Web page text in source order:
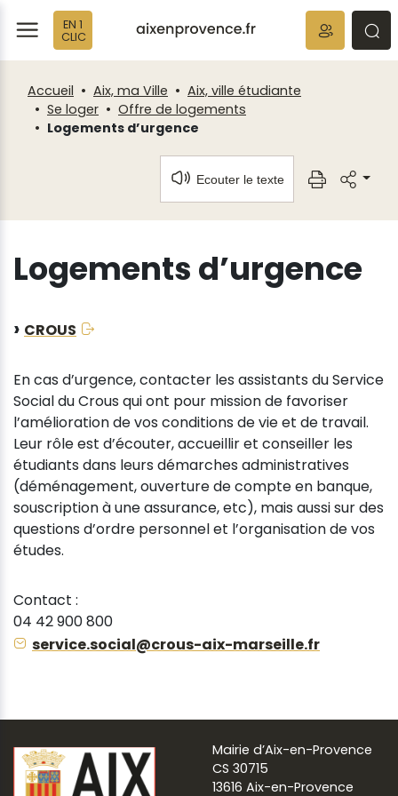
EN 1
CLIC
Accueil Aix, ma Ville
Aix, ville étudiante
Se loger
Offre de logements
Logements d’urgence
Ecouter le texte
Logements d’urgence
CROUS
En cas d’urgence, contacter les assistants du Service
Social du Crous qui ont pour mission de favoriser
l’amélioration de vos conditions de vie et de travail.
Leur rôle est d’écouter, accueillir et conseiller les
étudiants dans leurs démarches administratives
(déménagement, ouverture de compte en banque,
souscription à une assurance, etc), mais aussi sur des
questions d’ordre personnel et l’organisation de vos
études.
Contact :
04 42 900 800
service.social@crous-aix-marseille.fr
Mairie d’Aix-en-Provence
CS 30715
13616 Aix-en-Provence
Fenêtre
de
chat
Panneau de gestion des cookies